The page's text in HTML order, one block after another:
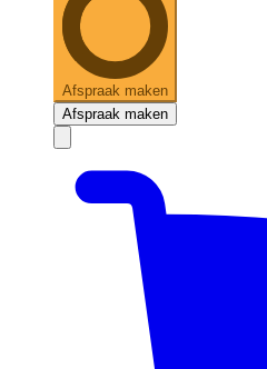
Afspraak maken
Afspraak maken